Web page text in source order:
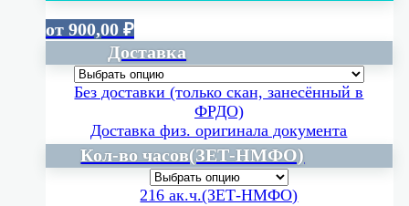
от 900,00 ₽
Доставка
Без доставки (только скан, занесённый в
ФРДО)
Доставка физ. оригинала документа
Кол-во часов(ЗЕТ-НМФО)
216 ак.ч.(ЗЕТ-НМФО)